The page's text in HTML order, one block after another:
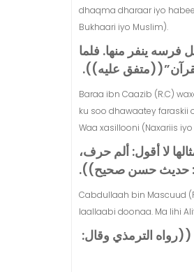
dhaqma dharaar iyo
Bukhaari iyo Muslim).
ينفر منها‏.‏ فلما
عليه‏)‏‏)‏‏.
Baraa ibn Caazib (R.C)
ku soo dhawaatey faraskii
Waa xasillooni (Naxariis
لا أقول‏:‏ ألم حرف،
حديث حسن صحيح‏)‏‏)‏‏.
Cabdullaah bin Mascuud
laallaabi doonaa. Ma lihi
الترمذي وقال‏:‏